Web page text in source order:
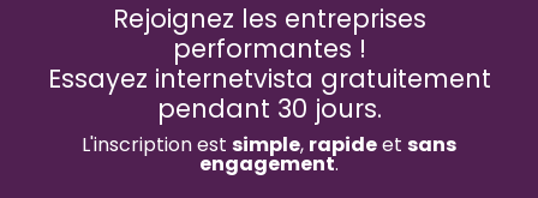
Rejoignez les entreprises
performantes !
Essayez internetvista gratuitement
pendant 30 jours.
L'inscription est simple, rapideet sans
engagement.